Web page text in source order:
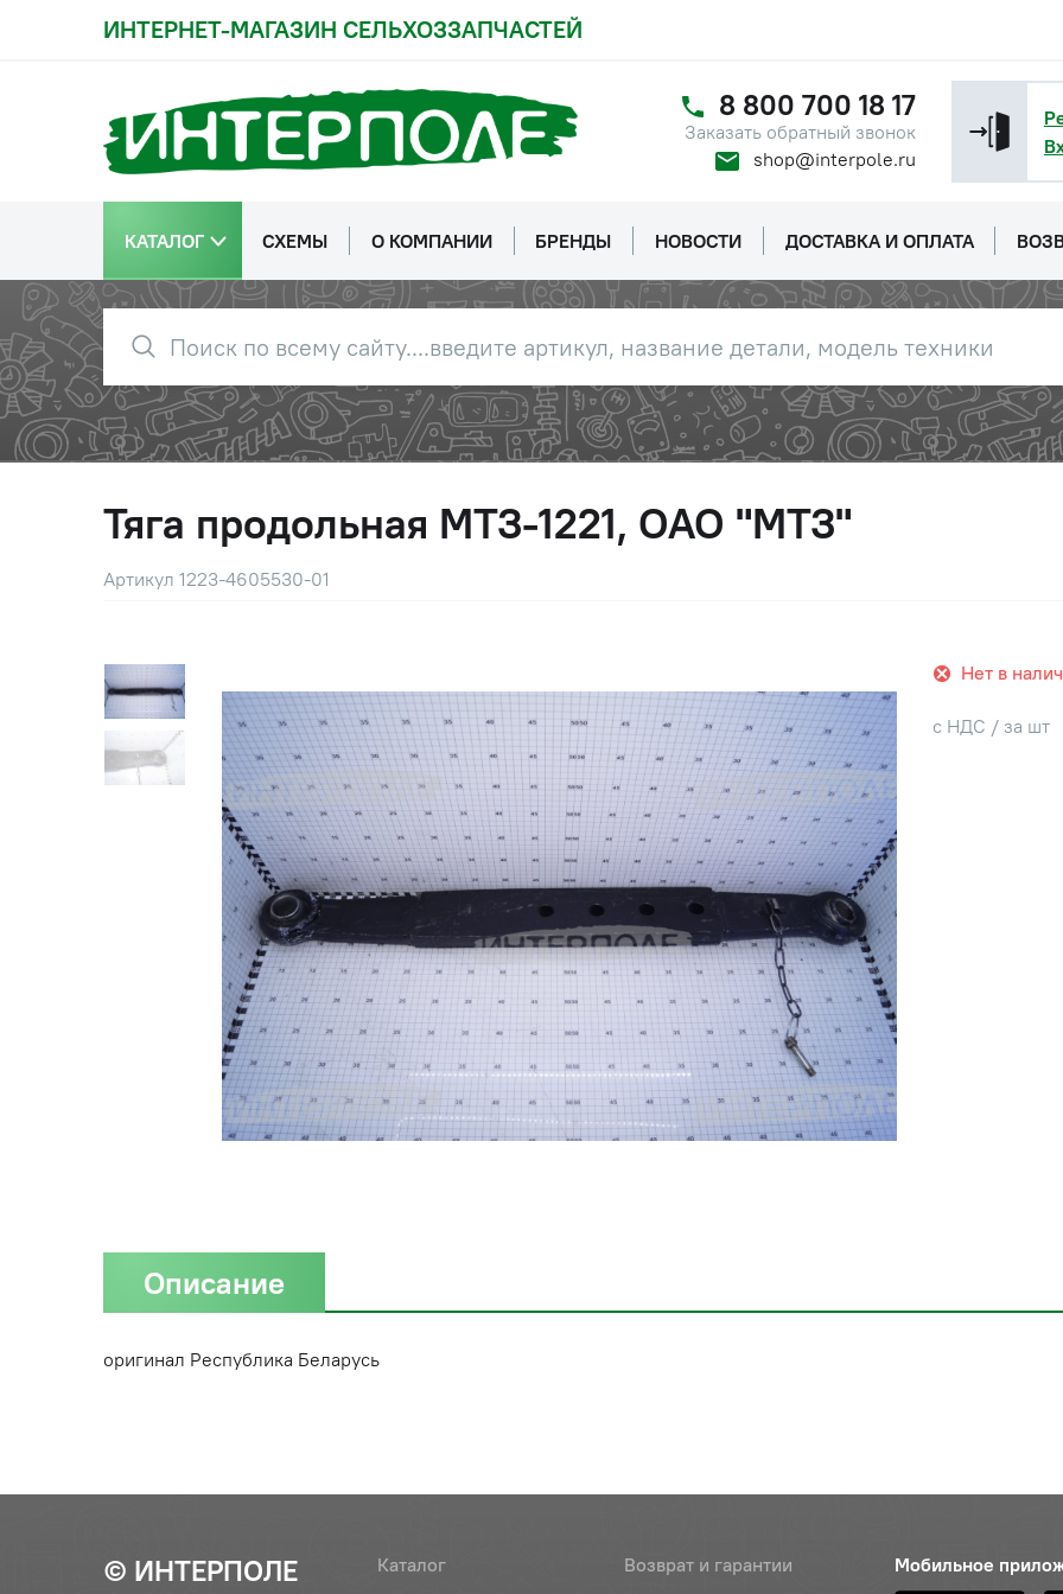
ИНТЕРНЕТ-МАГАЗИН СЕЛЬХОЗЗАПЧАСТЕЙ
8 800 700 18 17
Заказать обратный звонок
shop@interpole.ru
КАТАЛОГ СХЕМЫ О КОМПАНИИ БРЕНДЫ НОВОСТИ ДОСТАВКА И ОПЛАТА
Тяга продольная МТЗ-1221, ОАО "МТЗ"
Артикул 1223-4605530-01
Нет в
с НДС / за шт
Описание
оригинал Республика Беларусь
© ИНТЕРПОЛЕ Каталог Возврат и гарантии Мобильное